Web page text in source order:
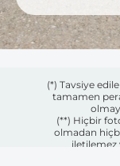
(*) Tavsiye
tamamen
(**) Hiçbir
olmadan
iletilemez